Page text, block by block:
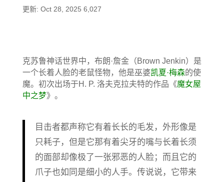
更新: Oct 28, 2025 6,027
克苏鲁神话世界中，布朗·詹金（Brown Jenkin）是
一个长着人脸的老鼠怪物，他是巫婆凯夏·梅森的使
魔。初次出场于H. P. 洛夫克拉夫特的作品《魔女屋
中之梦》。
目击者都声称它有着长长的毛发，外形像是
只耗子，但是它那有着尖牙的嘴与长着长须
的面部却像极了一张邪恶的人脸；而且它的
爪子也如同是细小的人手。传说说，它带来